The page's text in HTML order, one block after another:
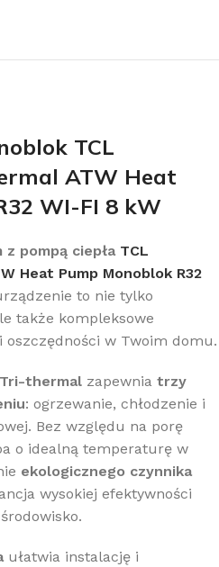
TCL
ATW Heat
WI-FI 8 kW
pompą ciepła TCL
Heat Pump Monoblok R32
to nie tylko
także kompleksowe
w Twoim domu.
thermal zapewnia trzy
: ogrzewanie, chłodzenie i
Bez względu na porę
o idealną temperaturę w
ekologicznego czynnika
wysokiej efektywności
ułatwia instalację i